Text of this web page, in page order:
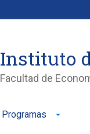
Instituto
Facultad de
Programas arrow_drop_down